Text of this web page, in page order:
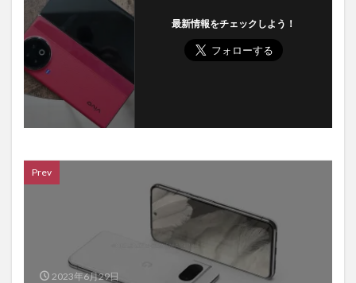
最新情報をチェックしよう！
Prev
2023年6月29日